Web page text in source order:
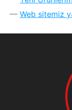
Web sitemiz